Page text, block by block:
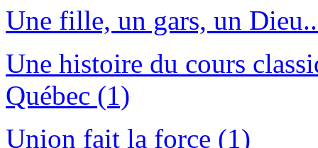
Une fille, un gars, un
Une histoire du cours
Québec (1)
Union fait la force (1)